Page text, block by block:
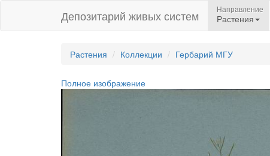
Депозитарий живых систем Направление
Растения
Растения Коллекции Гербарий МГУ
Полное изображение